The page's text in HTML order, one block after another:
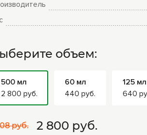
объем:
500 мл
2 800 руб.
60 мл
440 руб.
125 мл
640
руб. 2 800 руб.